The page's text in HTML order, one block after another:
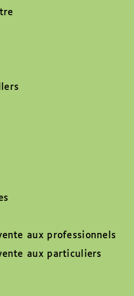
aux professionnels
aux particuliers